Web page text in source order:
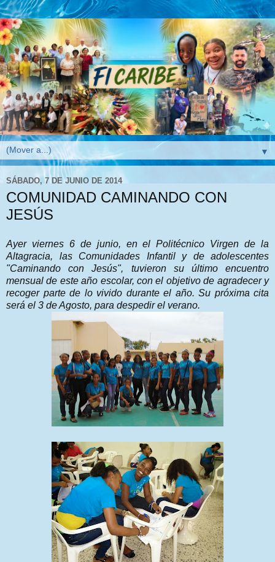
▼
SÁBADO, 7 DE JUNIO DE 2014
COMUNIDAD CAMINANDO CON
JESÚS
Ayer viernes 6 de junio, en el Politécnico Virgen de la
Altagracia, las Comunidades Infantil y de adolescentes
"Caminando con Jesús", tuvieron su último encuentro
mensual de este año escolar, con el objetivo de agradecer y
recoger parte de lo vivido durante el año. Su próxima cita
será el 3 de Agosto, para despedir el verano.